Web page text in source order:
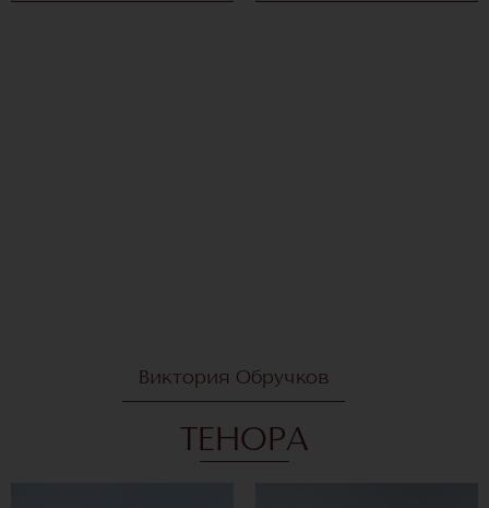
Виктория Обручков
ТЕНОРА